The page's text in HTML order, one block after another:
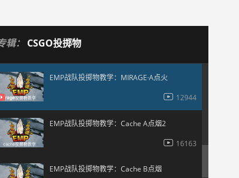
辑： CSGO投掷物
EMP战队投掷物教学：MIRAGE·A点火
12944
EMP战队投掷物教学：Cache A点烟2
16163
EMP战队投掷物教学：Cache B点烟